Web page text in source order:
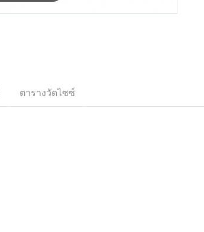
ตารางวัดไซซ์